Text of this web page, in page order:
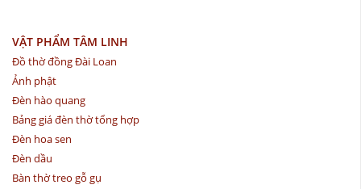
VẬT PHẨM TÂM LINH
Đồ thờ đồng Đài Loan
Ảnh phật
Đèn hào quang
Bảng giá đèn thờ tổng hợp
Đèn hoa sen
Đèn dầu
Bàn thờ treo gỗ gụ